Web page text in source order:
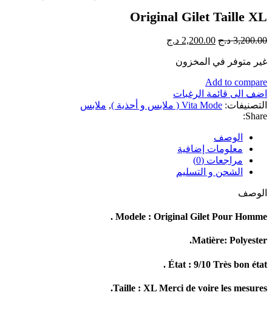
Original Gilet Taille XL
3,200.00 د.ج 2,200.00 د.ج
غير متوفر في المخزون
Add to compare
اضف الى قائمة الرغبات
التصنيفات: Vita Mode ( ملابس و أحذية ) , ملابس
Share:
الوصف
معلومات إضافية
مراجعات (0)
الشحن و التسليم
الوصف
Modele : Original Gilet Pour Homme .
Matière: Polyester.
État : 9/10 Très bon état .
Taille : XL Merci de voire les mesures.